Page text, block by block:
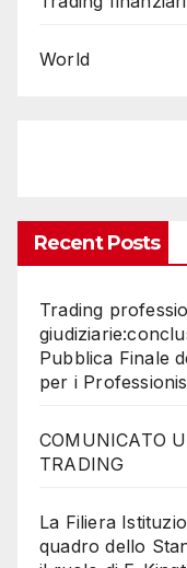
World
Recent Posts
Trading
Pubblica Finale
per i
COMUNICATO
TRADING
La Filiera
quadro dello